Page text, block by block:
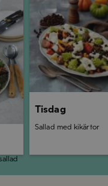
Tisdag
Sallad med kikärtor